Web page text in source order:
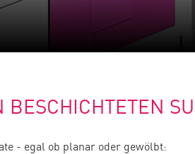
BESCHICHTETEN
- egal ob planar oder gewölbt: